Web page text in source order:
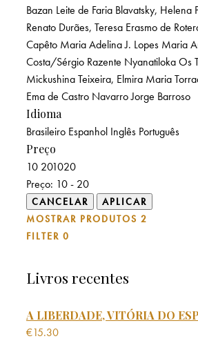
Bazan Leite de Faria Blavatsky, Helena
Renato Durães, Teresa Erasmo de
Capêto Maria Adelina J. Lopes Maria
Costa/Sérgio Razente NyanatilokaOs
MickushinaTeixeira, Elmira Maria
Ema de Castro NavarroJorge Barroso
Idioma
Brasileiro Espanhol Inglês Português
Preço
10 201020
Preço: 10 - 20
MOSTRAR PRODUTOS 2
FILTER 0
Livros recentes
A LIBERDADE, VITÓRIA DO
€15.30